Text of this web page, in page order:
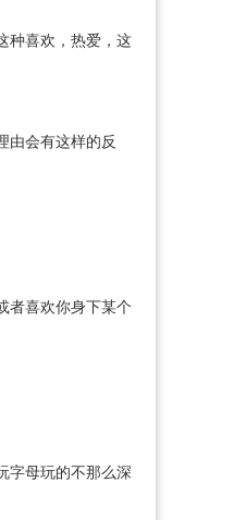
种喜欢，热爱，这
由会有这样的反
者喜欢你身下某个
字母玩的不那么深